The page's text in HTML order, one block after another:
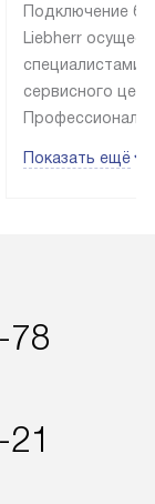
Подключение
Liebherr
специалистами
сервисного
эксплуатации
Стоимость
обеспечивают
Показать ещё
78